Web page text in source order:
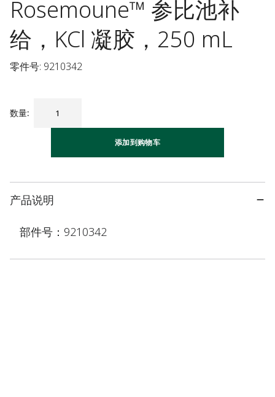
Rosemoune™ 参比池补
给，KCl 凝胶，250 mL
零件号: 9210342
数量:
添加到购物车
产品说明
部件号：9210342